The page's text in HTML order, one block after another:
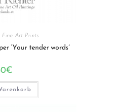
Fine Art Prints
‘Your tender words’
€